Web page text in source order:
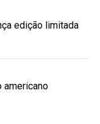
edição limitada
americano